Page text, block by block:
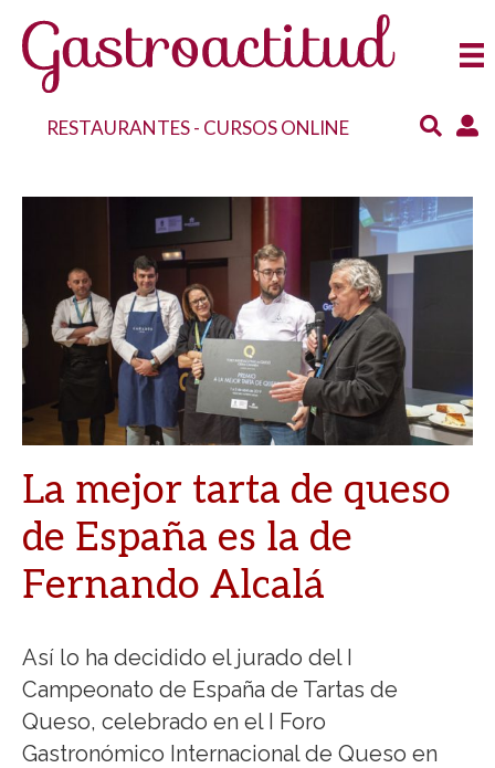
RESTAURANTES- CURSOS ONLINE
La mejor tarta de queso
de España es la de
Fernando Alcalá
Así lo ha decidido el jurado del I
Campeonato de España de Tartas de
Queso, celebrado en el I Foro
Gastronómico Internacional de Queso en